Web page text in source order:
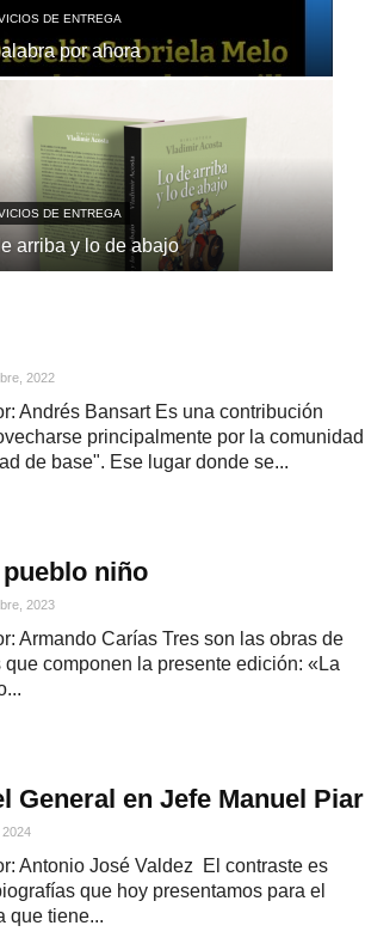
DE ENTREGA
por ahora
DE ENTREGA
arriba y lo de abajo
2022
Andrés Bansart Es una contribución
principalmente por la comunidad
de base". Ese lugar donde se...
niño
2023
Armando Carías Tres son las obras de
componen la presente edición: «La
General en Jefe Manuel Piar
Antonio José Valdez El contraste es
que hoy presentamos para el
que tiene...